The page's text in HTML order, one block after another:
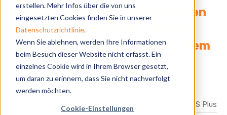
erstellen. Mehr Infos über die von uns
eingesetzten Cookies finden Sie in unserer
Datenschutzrichtlinie.
Wenn Sie ablehnen, werden Ihre Informationen
beim Besuch dieser Website nicht erfasst. Ein
einzelnes Cookie wird in Ihrem Browser gesetzt,
um daran zu erinnern, dass Sie nicht nachverfolgt
werden möchten.
Cookie-Einstellungen
Reduzierung der Betriebskosten
um 40 % im Vergleich zu einem
herkömmlichen Gaskesselsystem
The Lowford Krankenhaus
GAHP GS Plus